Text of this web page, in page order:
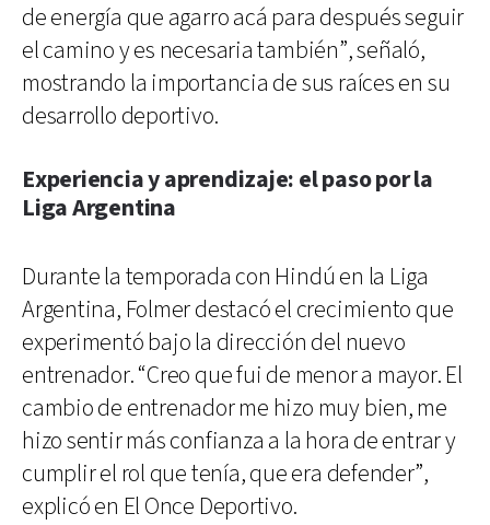
de energía que agarro acá para después seguir
el camino y es necesaria también”, señaló,
mostrando la importancia de sus raíces en su
desarrollo deportivo.
Experiencia y aprendizaje: el paso por la
Liga Argentina
Durante la temporada con Hindú en la Liga
Argentina, Folmer destacó el crecimiento que
experimentó bajo la dirección del nuevo
entrenador. “Creo que fui de menor a mayor. El
cambio de entrenador me hizo muy bien, me
hizo sentir más confianza a la hora de entrar y
cumplir el rol que tenía, que era defender”,
explicó en El Once Deportivo.